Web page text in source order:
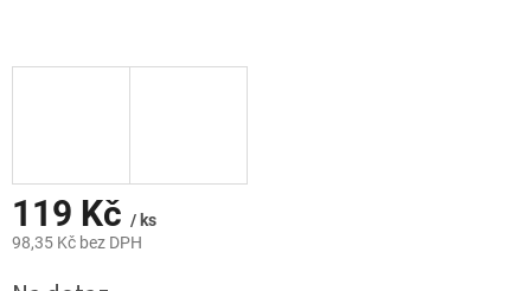
119 Kč / ks
98,35 Kč bez DPH